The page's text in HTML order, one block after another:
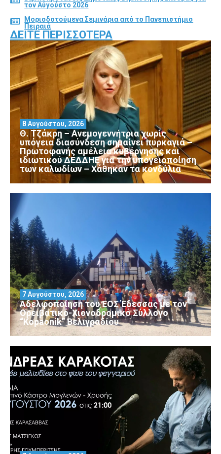
τον Αύγούστο 2026
Μοριοδοτούμενα Σεμινάρια από το Πανεπιστήμιο
Πειραιά
ΔΕΊΤΕ ΠΕΡΙΣΣΌΤΕΡΑ
Θ. Τζάκρη – Ανεμογεννήτρια χωρίς
υπόγεια διασύνδεση σημαίνει πυρκαγιά –
Πρωτοφανής αμέλεια κυβέρνησης και
ιδιωτικού ΔΕΔΔΗΕ για την υπογειοποίηση
των καλωδίων – Χάθηκαν τα κονδύλια
8 Αυγούστου, 2026
Αδελφοποίηση του ΕΟΣ Έδεσσας με τον
Ορειβατικό-Χιονοδρομικό Σύλλογο
“Kopaonik” Βελιγραδίου
7 Αυγούστου, 2026